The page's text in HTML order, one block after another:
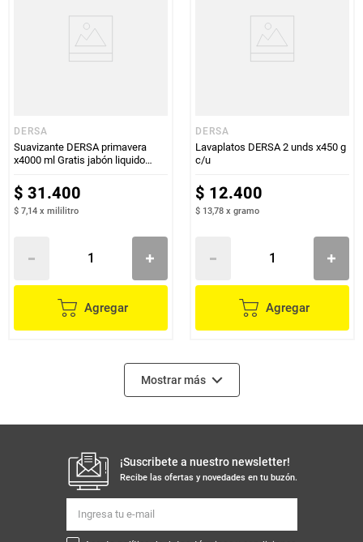
DERSA
Suavizante DERSA primavera
x4000 ml Gratis jabón liquido
$ 31.400
$ 7,14 x mililitro
Agregar
DERSA
Lavaplatos DERSA 2 unds x450 g
c/u
$ 12.400
$ 13,78 x gramo
Agregar
Mostrar más
¡Suscribete a nuestro newsletter!
Recibe las ofertas y novedades en tu buzón.